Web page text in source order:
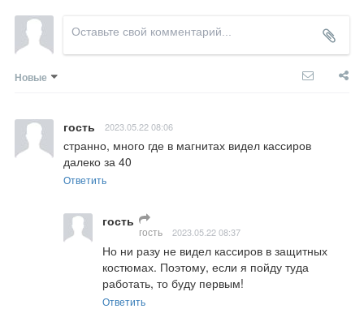
Новые
гость 2023.05.22 08:06
странно, много где в магнитах видел кассиров
далеко за 40
Ответить
гость
гость 2023.05.22 08:37
Но ни разу не видел кассиров в защитных
костюмах. Поэтому, если я пойду туда
работать, то буду первым!
Ответить